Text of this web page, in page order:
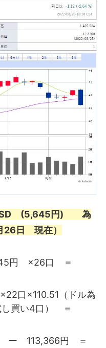
(5,645円) 為
26日 現在）
円 ×26口 ＝
口×110.51（ドル為
し買い4口） ＝
ー 113,366円 ＝